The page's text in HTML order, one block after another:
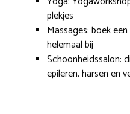
plekjes
Massages: boek
helemaal bij
Schoonheidssalon:
epileren, harsen en